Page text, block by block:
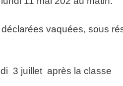
vaquées, sous
3 juillet après la classe